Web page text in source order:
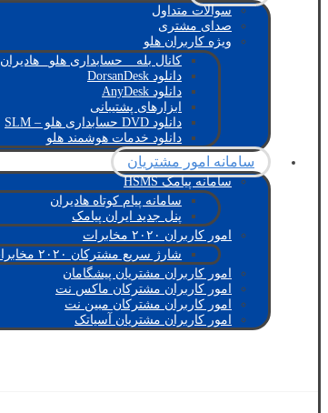
سوالات متداول
صدای مشتری
ویژه کاربران هلو
کانال بله _ حسابداری هلو_ هادیران
دانلود DorsanDesk
دانلود AnyDesk
ابزارهای پشتیبانی
دانلود DVD حسابداری هلو – SLM
دانلود خدمات هوشمند هلو
سامانه امور مشتریان
سامانه پیامک HSMS
سامانه پیام کوتاه هادیران
پنل جدید ایران پیامک
امور کاربران ۲۰۲۰ مخابرات
شارژ سریع مشترکان ۲۰۲۰ مخابرات
امور کاربران مشتریان پیشگامان
امور کاربران مشترکان ماکس نت
امور کاربران مشترکان مبین نت
امور کاربران مشتریان آسیاتک